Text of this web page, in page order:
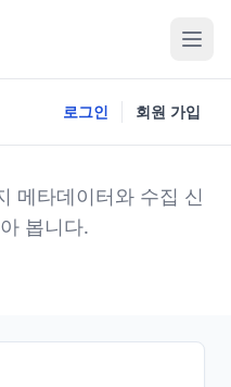
로그인 회원 가입
메타데이터와 수집 신
봅니다.